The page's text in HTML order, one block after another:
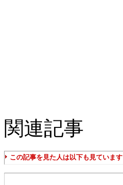
関連記事
この記事を見た人は以下も見ています